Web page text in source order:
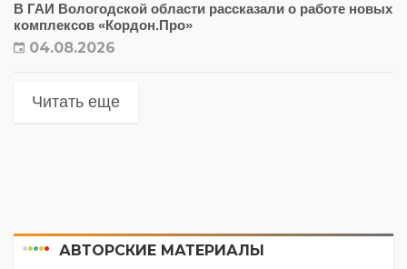
В ГАИ Вологодской области рассказали о работе новых
комплексов «Кордон.Про»
04.08.2026
Читать еще
АВТОРСКИЕ МАТЕРИАЛЫ